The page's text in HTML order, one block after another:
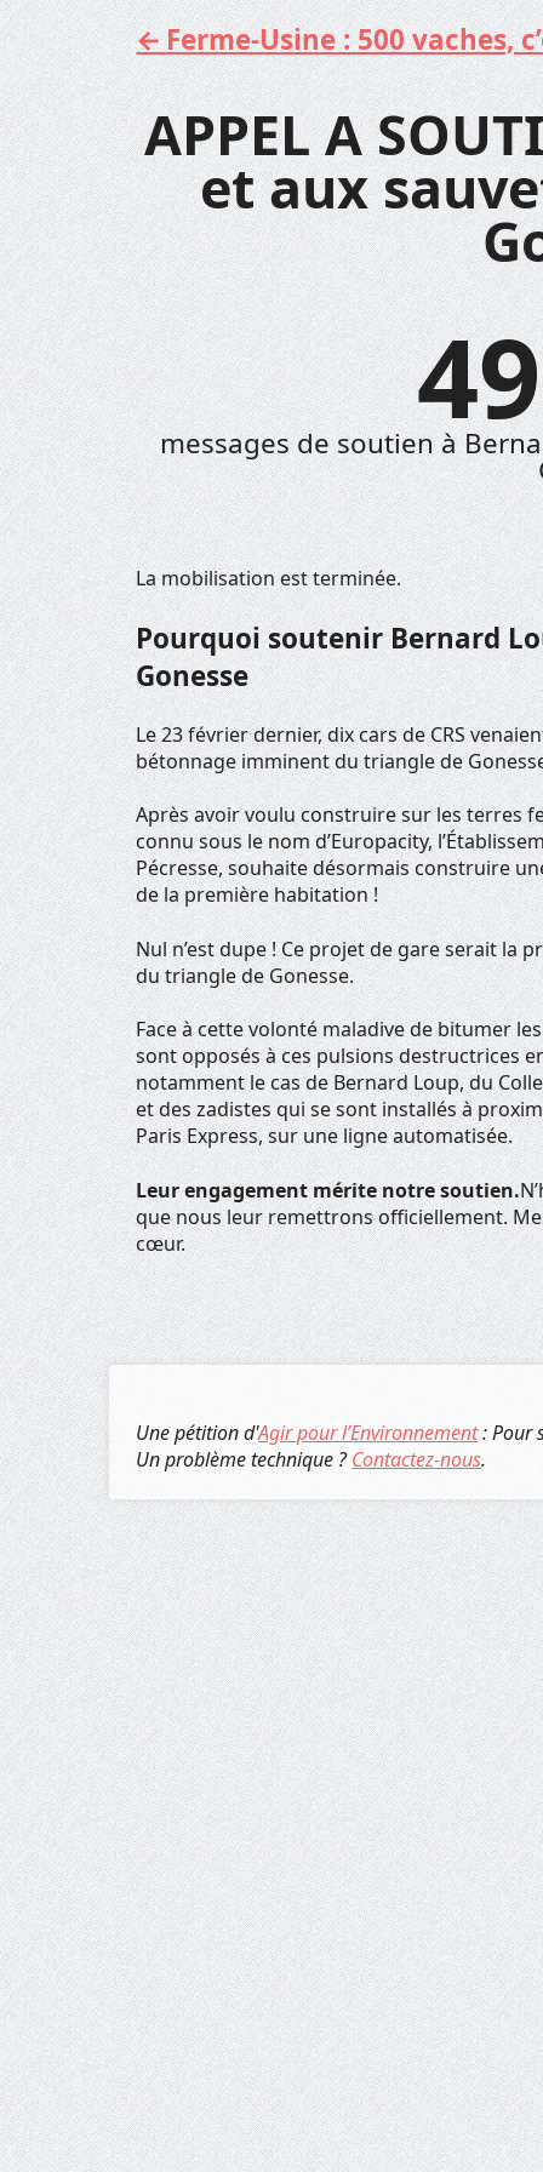
Aller
au
contenu
Ferme-Usine : 500 vaches,
APPEL A
et aux
messages de soutien à
La mobilisation est terminée.
Pourquoi soutenir Bernard
Gonesse
Le 23 février dernier, dix cars de CRS
bétonnage imminent du triangle de
Après avoir voulu construire sur les terres
connu sous le nom d’Europacity,
Pécresse, souhaite désormais construire
de la première habitation !
Nul n’est dupe ! Ce projet de gare serait la
du triangle de Gonesse.
Face à cette volonté maladive de bitumer
sont opposés à ces pulsions destructrices
notamment le cas de Bernard Loup, du
et des zadistes qui se sont installés à
Paris Express, sur une ligne automatisée.
Leur engagement mérite notre soutien.
que nous leur remettrons officiellement.
cœur.
Une pétition d'Agir pour l’Environnement: Pour
Un problème technique ?Contactez-nous.